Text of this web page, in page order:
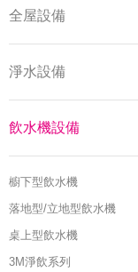
全屋設備
淨水設備
飲水機設備
櫥下型飲水機
落地型/立地型飲水機
桌上型飲水機
3M淨飲系列